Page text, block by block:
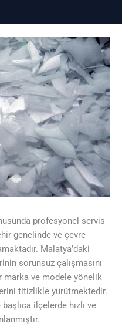
profesyonel servis
genelinde ve çevre
Malatya’daki
sorunsuz çalışmasını
ve modele yönelik
titizlikle yürütmektedir.
ilçelerde hızlı ve